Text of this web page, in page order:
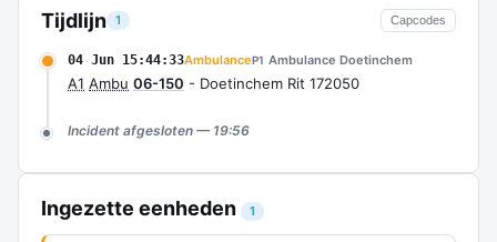
Tijdlijn 1 Capcodes
04 Jun 15:44:33AmbulanceP1 Ambulance Doetinchem
A1 Ambu 06-150 - Doetinchem Rit 172050
Incident afgesloten — 19:56
Ingezette eenheden 1